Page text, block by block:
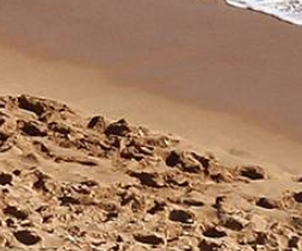
Informació d'interès
Son Bou
Menorca
Blog
Accés agències